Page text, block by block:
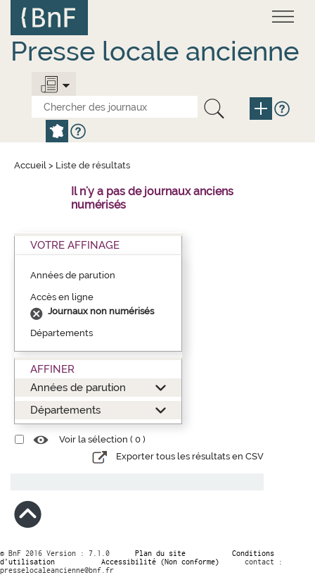
contenu
principal
Presse locale ancienne
Accueil > Liste de résultats
Il n'y a pas de journaux anciens
numérisés
VOTRE AFFINAGE
Années de parution
Accès en ligne
Journaux non numérisés
Départements
AFFINER
Années de parution
Départements
Voir la sélection ( 0 )
Exporter tous les résultats en CSV
© BnF 2016 Version : 7.1.0 Plan du site
Conditions
d’utilisation
Accessibilité (Non conforme)
contact :
presselocaleancienne@bnf.fr
Panneau de gestion des cookies